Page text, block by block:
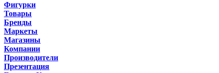
Фигурки
Товары
Бренды
Маркеты
Магазины
Компании
Производители
Презентация